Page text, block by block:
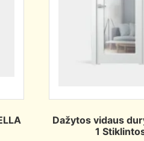
Dažytos vidaus
1